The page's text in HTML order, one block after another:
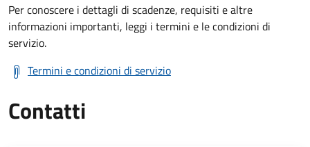
Per conoscere i dettagli di scadenze, requisiti e altre
informazioni importanti, leggi i termini e le condizioni di
servizio.
Termini e condizioni di servizio
Contatti